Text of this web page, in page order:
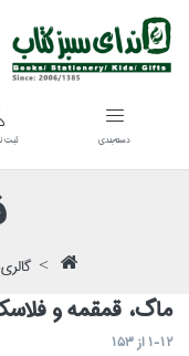
دسته‌بندي ثبت
ماگ، قمقمه و
1-12از153